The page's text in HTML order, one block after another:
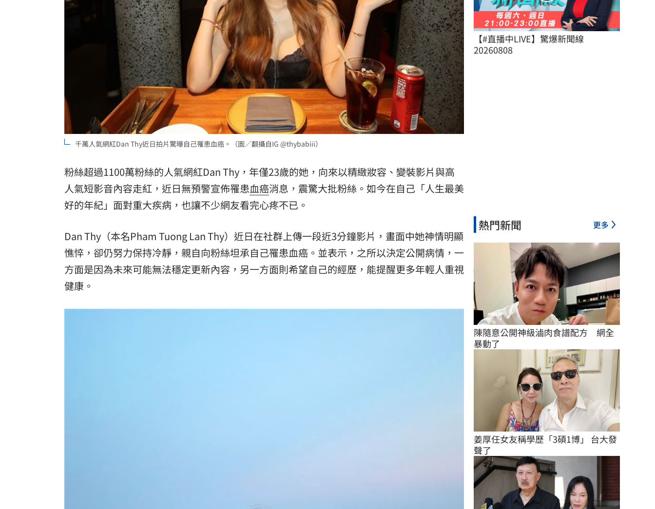
台彩父親節推新刮刮樂千萬頭獎超「爸」氣 12:00
商場戰國來臨 台中「頂奢大道」逐漸成形 12:00
「拍片人的多重宇宙」職涯論壇9/12登場！ 10:30
8國球員齊聚高雄 Formosa 7s掀足球熱潮 10:00
理想混蛋號召粉絲跨海追星吃美食！ 18:15
千萬人氣網紅Dan Thy近日拍片驚曝自己罹患血癌。（圖／翻攝自IG @thybabiii）
粉絲超過1100萬粉絲的人氣網紅Dan Thy，年僅23歲的她，向來以精緻妝容、變裝影片與高
人氣短影音內容走紅，近日無預警宣佈罹患血癌消息，震驚大批粉絲。如今在自己「人生最美
好的年紀」面對重大疾病，也讓不少網友看完心疼不已。
Dan Thy（本名Pham Tuong Lan Thy）近日在社群上傳一段近3分鐘影片，畫面中她神情明顯
憔悴，卻仍努力保持冷靜，親自向粉絲坦承自己罹患血癌。並表示，之所以決定公開病情，一
方面是因為未來可能無法穩定更新內容，另一方面則希望自己的經歷，能提醒更多年輕人重視
健康。
【#直播中LIVE】驚爆新聞線
20260808
熱門新聞 更多
陳隨意公開神級滷肉食譜配方　網全
暴動了
姜厚任女友稱學歷「3碩1博」 台大發
聲了